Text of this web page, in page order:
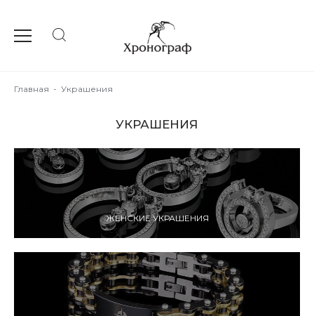
Главная - Украшения
УКРАШЕНИЯ
ЖЕНСКИЕ УКРАШЕНИЯ